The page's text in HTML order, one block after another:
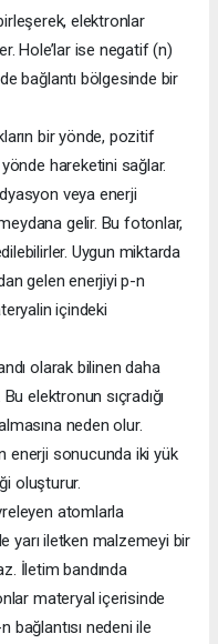
elektronlar
Hole’lar ise negatif (n)
bağlantı bölgesinde bir
bir yönde, pozitif
hareketini sağlar.
veya enerji
gelir. Bu fotonlar,
Uygun miktarda
gelen enerjiyi p-n
içindeki
olarak bilinen daha
elektronun sıçradığı
neden olur.
enerji sonucunda iki yük
oluşturur.
atomlarla
yarı iletken malzemeyi bir
İletim bandında
materyal içerisinde
nedeni ile